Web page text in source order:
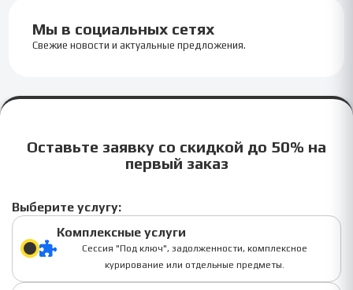
Мы в социальных сетях
Свежие новости и актуальные предложения.
Оставьте заявку со скидкой до 50% на
первый заказ
Выберите услугу:
Комплексные услуги
Сессия "Под ключ", задолженности, комплексное
курирование или отдельные предметы.